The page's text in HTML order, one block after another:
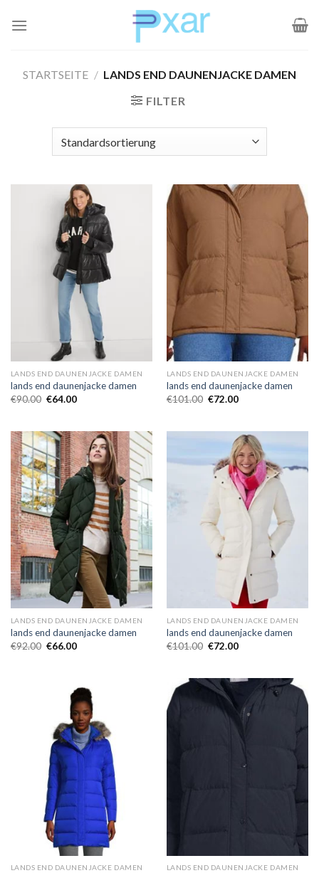
Inhalt
STARTSEITE / LANDS END DAUNENJACKE DAMEN
FILTER
LANDS END DAUNENJACKE DAMEN
lands end daunenjacke damen
€90.00 €64.00
LANDS END DAUNENJACKE DAMEN
lands end daunenjacke damen
€101.00 €72.00
LANDS END DAUNENJACKE DAMEN
lands end daunenjacke damen
€92.00 €66.00
LANDS END DAUNENJACKE DAMEN
lands end daunenjacke damen
€101.00 €72.00
LANDS END DAUNENJACKE DAMEN LANDS END DAUNENJACKE DAMEN